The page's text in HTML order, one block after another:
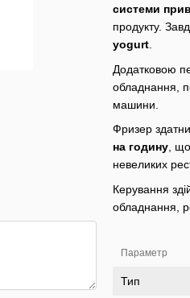
системи
продукту.
yogurt.
Додатковою
обладнання,
машини.
Фризер
на годину ,
невеликих
Керування
обладнання,
Параметр
Тип